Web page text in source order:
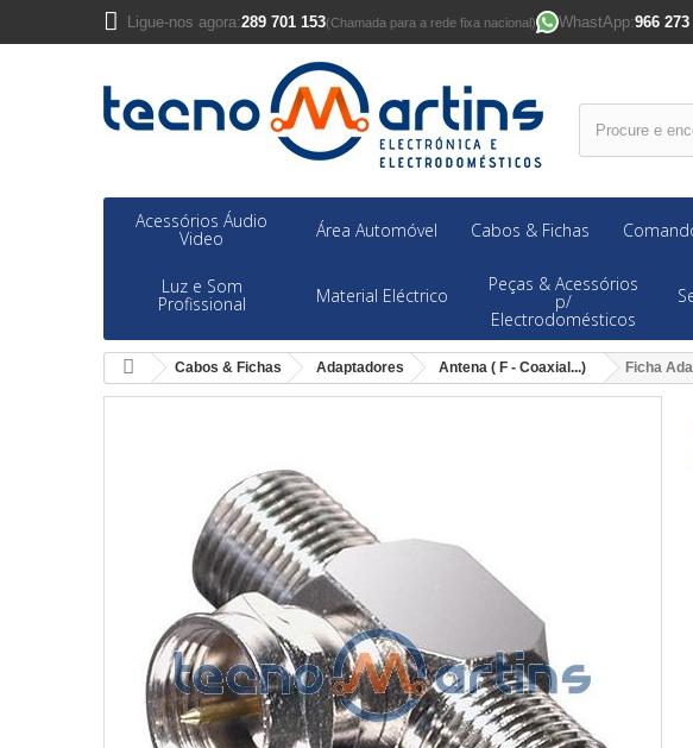
Ligue-nos agora:289 701 153(Chamada para a rede fixa nacional) WhastApp:966 273
Acessórios Áudio
Video Área Automóvel Cabos & Fichas
Luz e Som
Profissional Material Eléctrico
Peças & Acessórios
p/
Electrodomésticos
Cabos & Fichas Adaptadores Antena ( F - Coaxial...) Ficha